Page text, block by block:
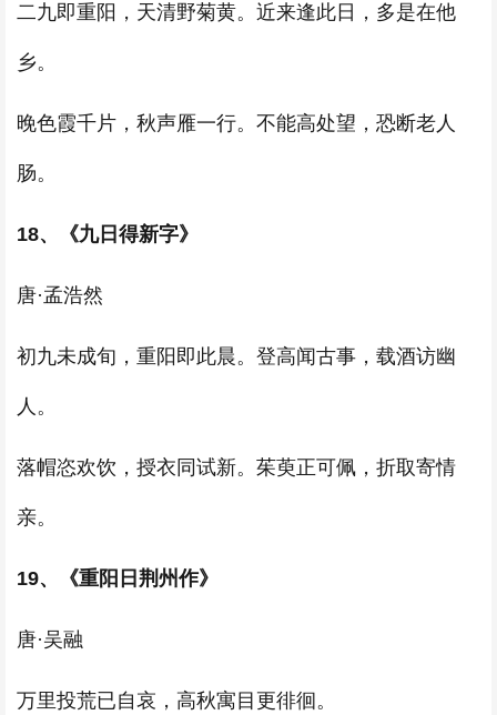
二九即重阳，天清野菊黄。近来逢此日，多是在他
乡。
晚色霞千片，秋声雁一行。不能高处望，恐断老人
肠。
18、《九日得新字》
唐·孟浩然
初九未成旬，重阳即此晨。登高闻古事，载酒访幽
人。
落帽恣欢饮，授衣同试新。茱萸正可佩，折取寄情
亲。
19、《重阳日荆州作》
唐·吴融
万里投荒已自哀，高秋寓目更徘徊。